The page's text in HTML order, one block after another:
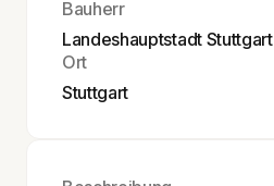
Bauherr
Landeshauptstadt
Ort
Stuttgart